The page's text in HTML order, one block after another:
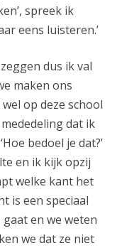
spreek ik
eens luisteren.’
dus ik val
maken ons
op deze school
mededeling dat ik
bedoel je dat?’
en ik kijk opzij
welke kant het
is een speciaal
en we weten
we dat ze niet